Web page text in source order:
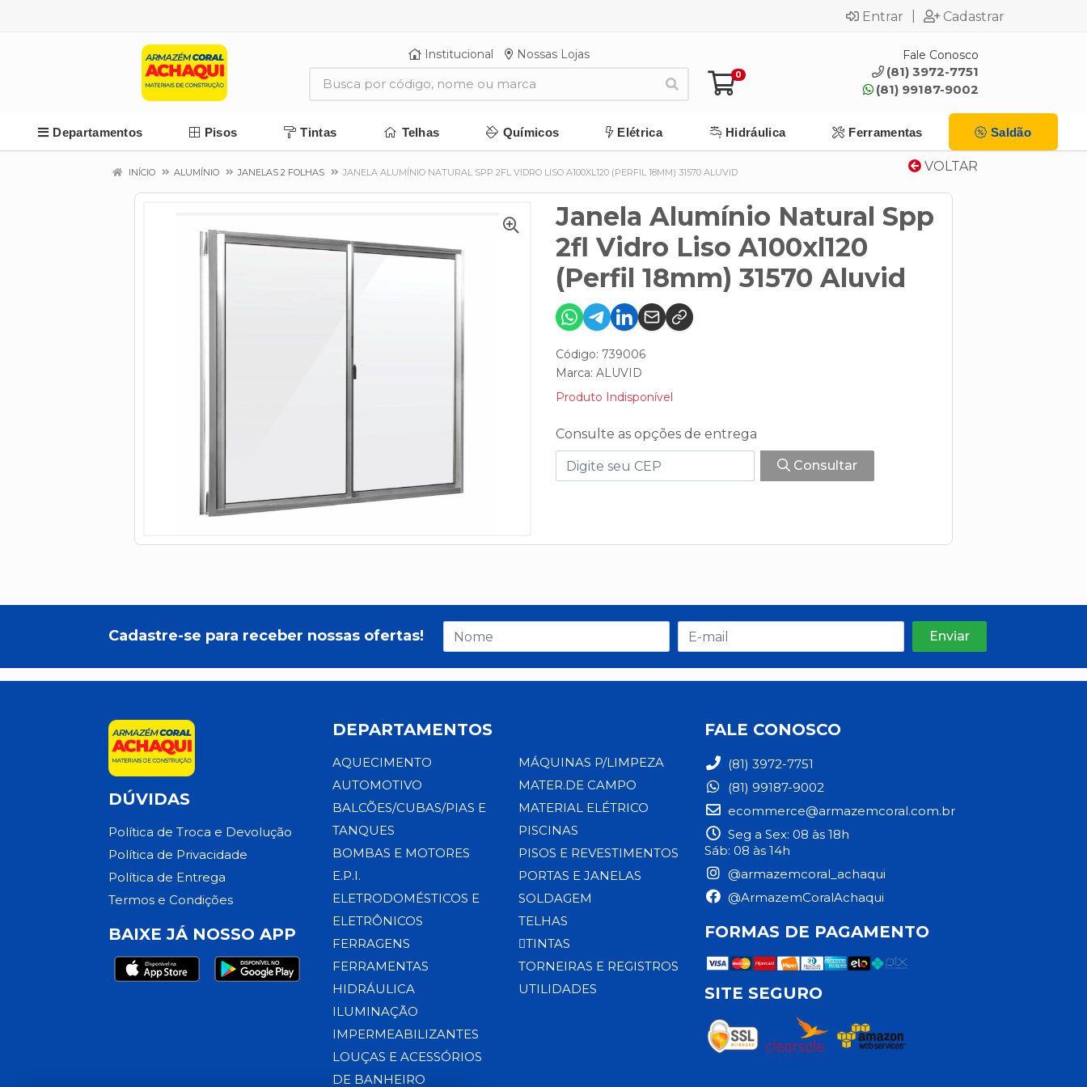
Entrar Cadastrar
Institucional Nossas Lojas
0
Fale Conosco
(81) 3972-7751
(81) 99187-9002
Departamentos Pisos Tintas Telhas Químicos Elétrica Hidráulica Ferramentas Saldão
VOLTAR
INÍCIO ALUMÍNIO JANELAS 2 FOLHAS JANELA ALUMÍNIO NATURAL SPP 2FL VIDRO LISO A100XL120 (PERFIL 18MM) 31570 ALUVID
Janela Alumínio Natural Spp
2fl Vidro Liso A100xl120
(Perfil 18mm) 31570 Aluvid
Código: 739006
Marca: ALUVID
Produto Indisponível
Consulte as opções de entrega
Consultar
Cadastre-se para receber nossas ofertas!
DÚVIDAS
Política de Troca e Devolução
Política de Privacidade
Política de Entrega
Termos e Condições
BAIXE JÁ NOSSO APP
DEPARTAMENTOS
AQUECIMENTO
AUTOMOTIVO
BALCÕES/CUBAS/PIAS E
TANQUES
BOMBAS E MOTORES
E.P.I.
ELETRODOMÉSTICOS E
ELETRÔNICOS
FERRAGENS
FERRAMENTAS
HIDRÁULICA
ILUMINAÇÃO
IMPERMEABILIZANTES
LOUÇAS E ACESSÓRIOS
DE BANHEIRO
MÁQUINAS P/LIMPEZA
MATER.DE CAMPO
MATERIAL ELÉTRICO
PISCINAS
PISOS E REVESTIMENTOS
PORTAS E JANELAS
SOLDAGEM
TELHAS
TINTAS
TORNEIRAS E REGISTROS
UTILIDADES
FALE CONOSCO
(81) 3972-7751
(81) 99187-9002
ecommerce@armazemcoral.com.br
Seg a Sex: 08 às 18h
Sáb: 08 às 14h
@armazemcoral_achaqui
@ArmazemCoralAchaqui
FORMAS DE PAGAMENTO
SITE SEGURO